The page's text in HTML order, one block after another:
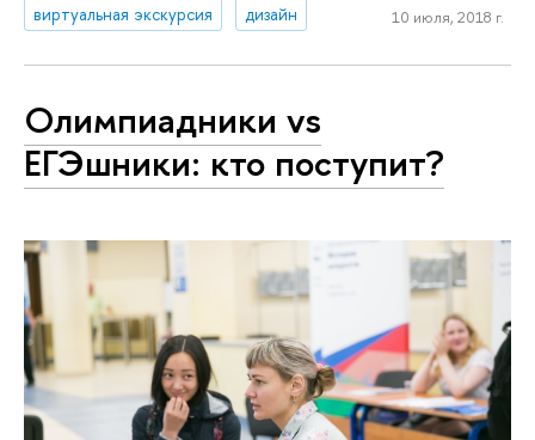
виртуальная экскурсия
дизайн 10 июля, 2018 г.
Олимпиадники vs
ЕГЭшники: кто поступит?